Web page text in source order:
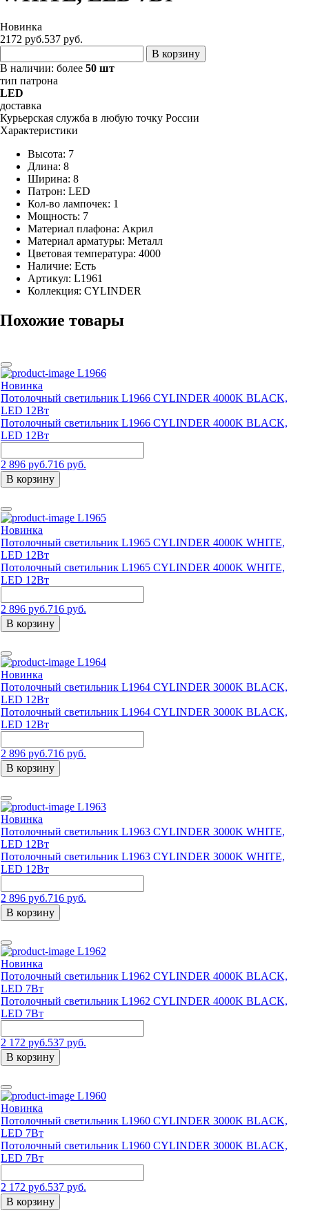
Новинка
2172 руб.537 руб.
В корзину
В наличии: более 50 шт
тип патрона
LED
доставка
Курьерская служба в любую точку России
Характеристики
Высота: 7
Длина: 8
Ширина: 8
Патрон: LED
Кол-во лампочек: 1
Мощность: 7
Материал плафона: Акрил
Материал арматуры: Металл
Цветовая температура: 4000
Наличие: Есть
Артикул: L1961
Коллекция: CYLINDER
Похожие товары
L1966
Новинка
Потолочный светильник L1966 CYLINDER 4000K BLACK,
LED 12Вт
Потолочный светильник L1966 CYLINDER 4000K BLACK,
LED 12Вт
2 896 руб.716 руб.
В корзину
L1965
Новинка
Потолочный светильник L1965 CYLINDER 4000K WHITE,
LED 12Вт
Потолочный светильник L1965 CYLINDER 4000K WHITE,
LED 12Вт
2 896 руб.716 руб.
В корзину
L1964
Новинка
Потолочный светильник L1964 CYLINDER 3000K BLACK,
LED 12Вт
Потолочный светильник L1964 CYLINDER 3000K BLACK,
LED 12Вт
2 896 руб.716 руб.
В корзину
L1963
Новинка
Потолочный светильник L1963 CYLINDER 3000K WHITE,
LED 12Вт
Потолочный светильник L1963 CYLINDER 3000K WHITE,
LED 12Вт
2 896 руб.716 руб.
В корзину
L1962
Новинка
Потолочный светильник L1962 CYLINDER 4000K BLACK,
LED 7Вт
Потолочный светильник L1962 CYLINDER 4000K BLACK,
LED 7Вт
2 172 руб.537 руб.
В корзину
L1960
Новинка
Потолочный светильник L1960 CYLINDER 3000K BLACK,
LED 7Вт
Потолочный светильник L1960 CYLINDER 3000K BLACK,
LED 7Вт
2 172 руб.537 руб.
В корзину